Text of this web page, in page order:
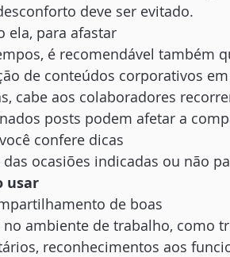
deve ser evitado.
ela, para afastar
é recomendável também
de conteúdos corporativos
cabe aos colaboradores
posts podem afetar a
confere dicas
ocasiões indicadas ou não
usar
de boas
no ambiente de trabalho, como
reconhecimentos aos